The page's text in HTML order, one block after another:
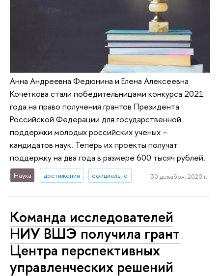
Анна Андреевна Федюнина и Елена Алексеевна
Кочеткова стали победительницами конкурса 2021
года на право получения грантов Президента
Российской Федерации для государственной
поддержки молодых российских ученых –
кандидатов наук. Теперь их проекты получат
поддержку на два года в размере 600 тысяч рублей.
Наука достижения официально 30 декабря, 2020 г.
Команда исследователей
НИУ ВШЭ получила грант
Центра перспективных
управленческих решений